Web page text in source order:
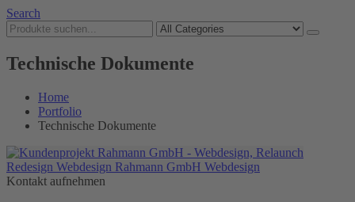
Search
Technische Dokumente
Home
Portfolio
Technische Dokumente
Redesign Webdesign Rahmann GmbH Webdesign
Kontakt aufnehmen